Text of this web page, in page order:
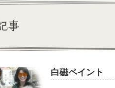
事
白磁ペイント